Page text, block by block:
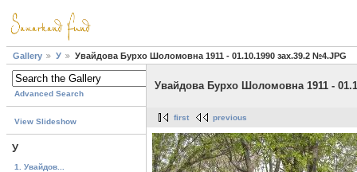
Gallery У Увайдова Бурхо Шоломовна 1911 - 01.10.1990 зах.39.2 №4.JPG
Advanced Search
View Slideshow
У
1. Увайдов...
Увайдова Бурхо Шоломовна 1911 -
first previous